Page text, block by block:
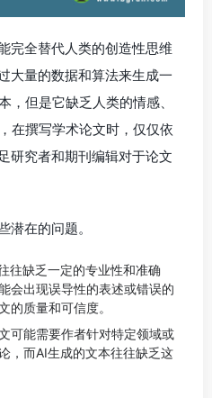
完全替代人类的创造性思维
大量的数据和算法来生成一
，但是它缺乏人类的情感、
在撰写学术论文时，仅仅依
研究者和期刊编辑对于论文
潜在的问题。
往缺乏一定的专业性和准确
会出现误导性的表述或错误的
的质量和可信度。
可能需要作者针对特定领域或
，而AI生成的文本往往缺乏这